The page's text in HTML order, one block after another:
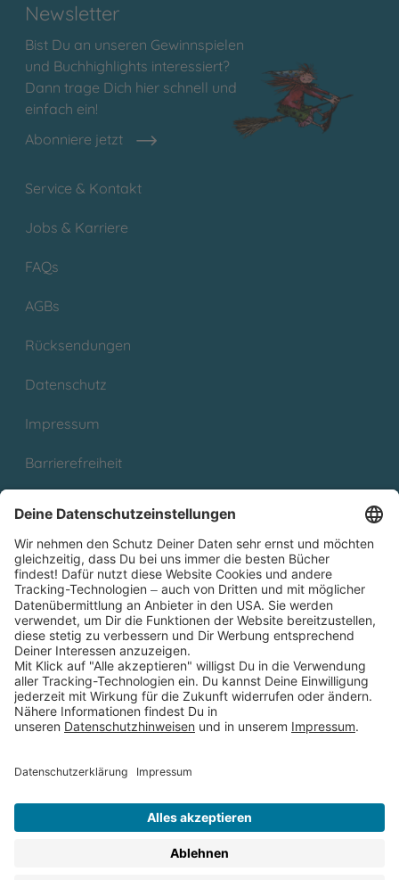
Newsletter
Bist Du an unseren Gewinnspielen
und Buchhighlights interessiert?
Dann trage Dich hier schnell und
einfach ein!
Abonniere jetzt
Service & Kontakt
Jobs & Karriere
FAQs
AGBs
Rücksendungen
Datenschutz
Impressum
Barrierefreiheit
Partnerprogramm (Affiliate)
Folge uns auf
* Versandkostenfrei ab 9,00 € Bestellwert innerhalb
Deutschlands
** Lieferzeit 1-3 Werktage innerhalb Deutschlands
Thienemann-Esslinger Verlag GmbH, Blumenstraße 36, D-70182